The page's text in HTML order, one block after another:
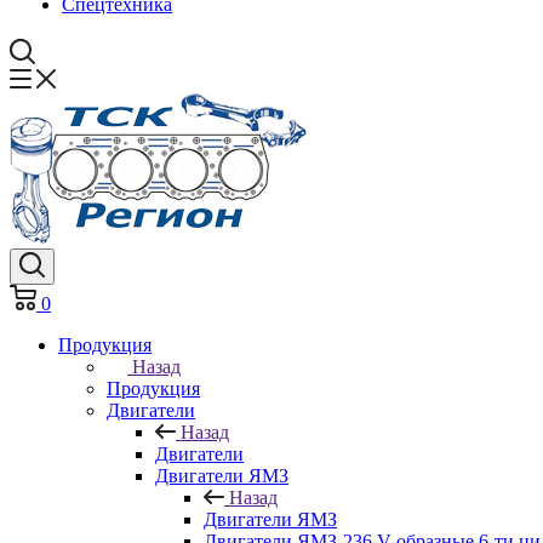
Спецтехника
0
Продукция
Назад
Продукция
Двигатели
Назад
Двигатели
Двигатели ЯМЗ
Назад
Двигатели ЯМЗ